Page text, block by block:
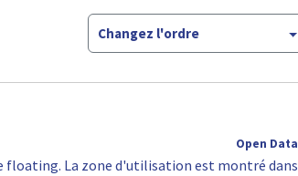
Changez l'ordre
Open Data
floating. La zone d'utilisation est montré dans